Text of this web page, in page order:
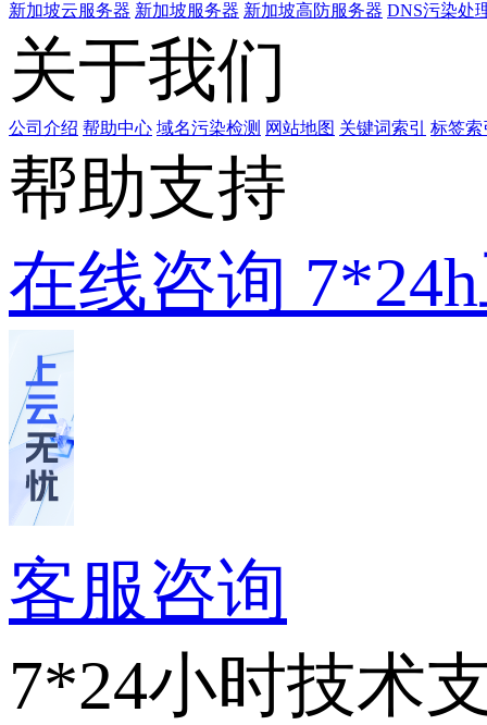
新加坡云服务器 新加坡服务器 新加坡高防服务器 DNS污染处
关于我们
公司介绍 帮助中心 域名污染检测 网站地图 关键词索引 标签索
帮助支持
在线咨询
客服咨询
7*24小时技术